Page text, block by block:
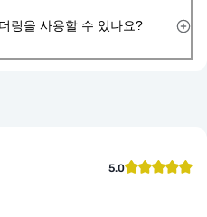
링을 사용할 수 있나요?
5.0